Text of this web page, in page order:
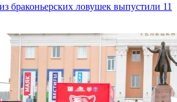
браконьерских ловушек выпустили 11